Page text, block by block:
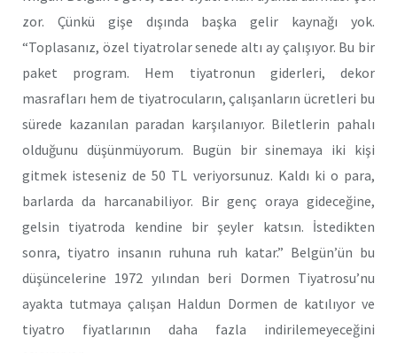
zor. Çünkü gişe dışında başka gelir kaynağı yok.
“Toplasanız, özel tiyatrolar senede altı ay çalışıyor. Bu bir
paket program. Hem tiyatronun giderleri, dekor
masrafları hem de tiyatrocuların, çalışanların ücretleri bu
sürede kazanılan paradan karşılanıyor. Biletlerin pahalı
olduğunu düşünmüyorum. Bugün bir sinemaya iki kişi
gitmek isteseniz de 50 TL veriyorsunuz. Kaldı ki o para,
barlarda da harcanabiliyor. Bir genç oraya gideceğine,
gelsin tiyatroda kendine bir şeyler katsın. İstedikten
sonra, tiyatro insanın ruhuna ruh katar.” Belgün’ün bu
düşüncelerine 1972 yılından beri Dormen Tiyatrosu’nu
ayakta tutmaya çalışan Haldun Dormen de katılıyor ve
tiyatro fiyatlarının daha fazla indirilemeyeceğini